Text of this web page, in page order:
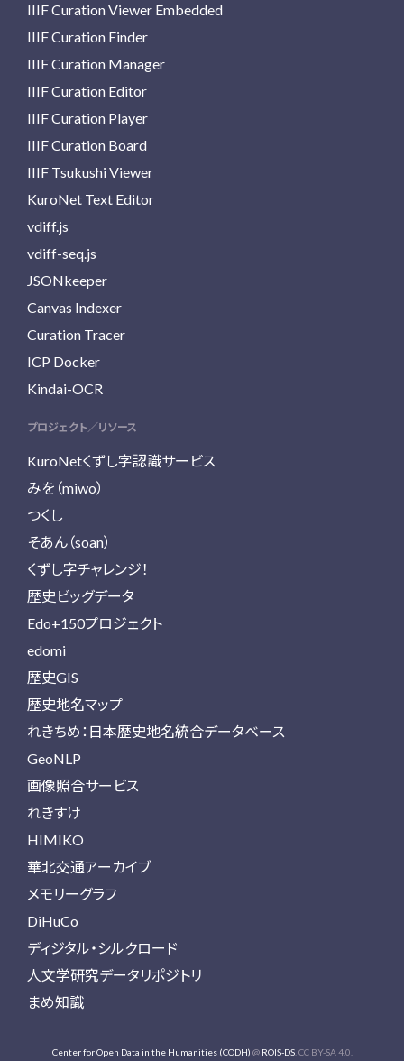
IIIF Curation Viewer Embedded
IIIF Curation Finder
IIIF Curation Manager
IIIF Curation Editor
IIIF Curation Player
IIIF Curation Board
IIIF Tsukushi Viewer
KuroNet Text Editor
vdiff.js
vdiff-seq.js
JSONkeeper
Canvas Indexer
Curation Tracer
ICP Docker
Kindai-OCR
プロジェクト／リソース
KuroNetくずし字認識サービス
みを（miwo）
つくし
そあん（soan）
くずし字チャレンジ！
歴史ビッグデータ
Edo+150プロジェクト
edomi
歴史GIS
歴史地名マップ
れきちめ：日本歴史地名統合データベース
GeoNLP
画像照合サービス
れきすけ
HIMIKO
華北交通アーカイブ
メモリーグラフ
DiHuCo
ディジタル・シルクロード
人文学研究データリポジトリ
まめ知識
Center for Open Data in the Humanities (CODH) @ ROIS-DS. CC BY-SA 4.0.